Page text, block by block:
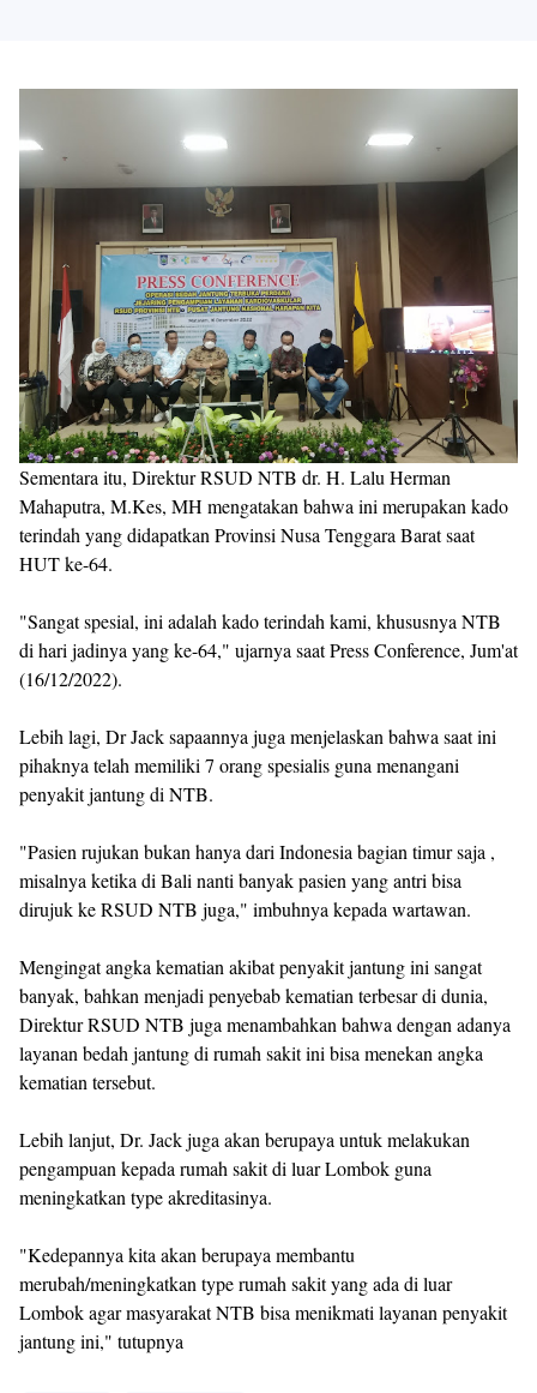
Sementara itu, Direktur RSUD NTB dr. H. Lalu Herman
Mahaputra, M.Kes, MH mengatakan bahwa ini merupakan kado
terindah yang didapatkan Provinsi Nusa Tenggara Barat saat
HUT ke-64.
"Sangat spesial, ini adalah kado terindah kami, khususnya NTB
di hari jadinya yang ke-64," ujarnya saat Press Conference, Jum'at
(16/12/2022).
Lebih lagi, Dr Jack sapaannya juga menjelaskan bahwa saat ini
pihaknya telah memiliki 7 orang spesialis guna menangani
penyakit jantung di NTB.
"Pasien rujukan bukan hanya dari Indonesia bagian timur saja ,
misalnya ketika di Bali nanti banyak pasien yang antri bisa
dirujuk ke RSUD NTB juga," imbuhnya kepada wartawan.
Mengingat angka kematian akibat penyakit jantung ini sangat
banyak, bahkan menjadi penyebab kematian terbesar di dunia,
Direktur RSUD NTB juga menambahkan bahwa dengan adanya
layanan bedah jantung di rumah sakit ini bisa menekan angka
kematian tersebut.
Lebih lanjut, Dr. Jack juga akan berupaya untuk melakukan
pengampuan kepada rumah sakit di luar Lombok guna
meningkatkan type akreditasinya.
"Kedepannya kita akan berupaya membantu
merubah/meningkatkan type rumah sakit yang ada di luar
Lombok agar masyarakat NTB bisa menikmati layanan penyakit
jantung ini," tutupnya